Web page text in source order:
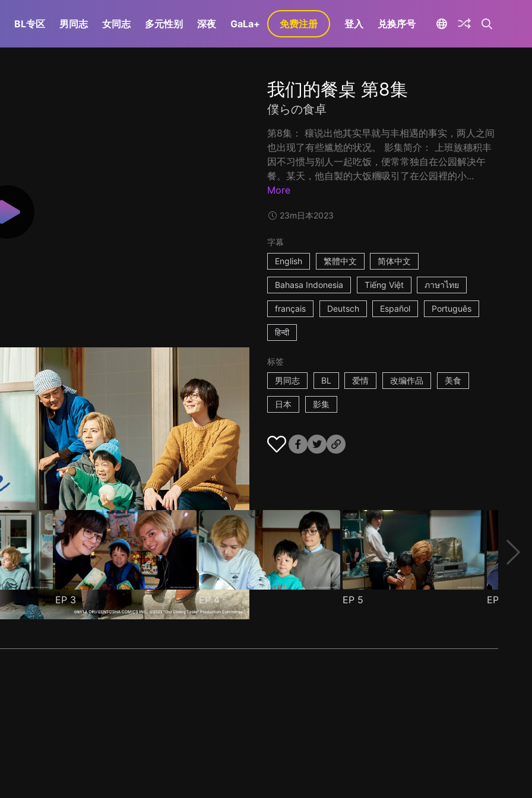
BL专区 男同志 女同志 多元性别 深夜 GaLa+ 免费注册 登入 兑换序号
我们的餐桌 第8集
僕らの食卓
第8集： 穰说出他其实早就与丰相遇的事实，两人之间
也出现了有些尴尬的状况。 影集简介： 上班族穗积丰
因不习惯与别人一起吃饭，便常常独自在公园解决午
餐。某天，他自製的大饭糰吸引了在公园裡的小...
More
23m日本2023
字幕
English
繁體中文 简体中文
Bahasa Indonesia Tiếng Việt ภาษาไทย
français Deutsch Español Português
हिन्दी
标签
男同志
BL 爱情 改编作品 美食
日本 影集
EP 3 EP4 EP 5 EP